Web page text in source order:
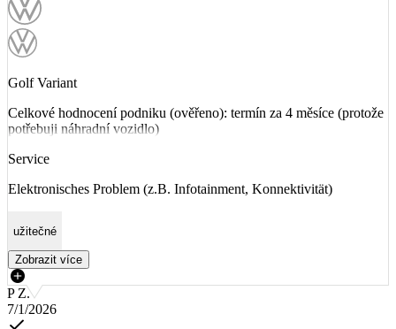
Golf Variant
Celkové hodnocení podniku (ověřeno): termín za 4 měsíce (protože
potřebuji náhradní vozidlo)
Service
Elektronisches Problem (z.B. Infotainment, Konnektivität)
užitečné
Zobrazit více
P Z.
7/1/2026